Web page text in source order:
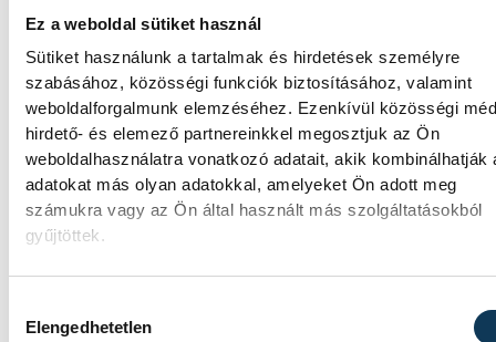
Ez a weboldal sütiket használ
Sütiket használunk a tartalmak és hirdetések személyre
szabásához, közösségi funkciók biztosításához, valamint
weboldalforgalmunk elemzéséhez. Ezenkívül közösségi
hirdető- és elemező partnereinkkel megosztjuk az Ön
weboldalhasználatra vonatkozó adatait, akik kombinálhatják
adatokat más olyan adatokkal, amelyeket Ön adott meg
számukra vagy az Ön által használt más szolgáltatásokból
gyűjtöttek.
Elengedhetetlen
SPORT
A gólok mellett a könnyek
potyogtak – Gasper Marguc
Érzelmekben és gólokban gazdag